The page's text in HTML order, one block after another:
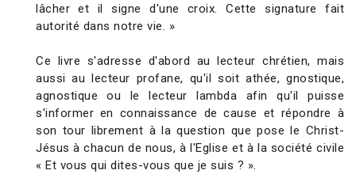
lâcher et il signe d'une croix. Cette signature fait
autorité dans notre vie. »
Ce livre s'adresse d'abord au lecteur chrétien, mais
aussi au lecteur profane, qu'il soit athée, gnostique,
agnostique ou le lecteur lambda afin qu'il puisse
s'informer en connaissance de cause et répondre à
son tour librement à la question que pose le Christ-
Jésus à chacun de nous, à l'Eglise et à la société civile
« Et vous qui dites-vous que je suis ? ».